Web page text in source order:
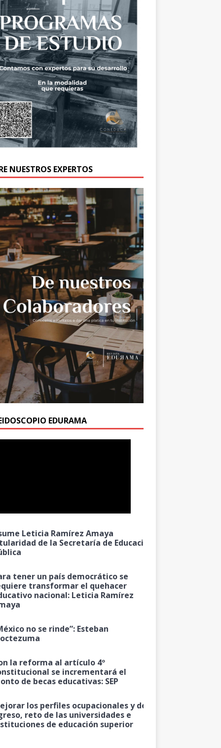
NUESTROS EXPERTOS
EDURAMA
Leticia Ramírez Amaya
de la Secretaría de Educación
tener un país democrático se
transformar el quehacer
nacional: Leticia Ramírez
no se rinde”: Esteban
la reforma al artículo 4º
se incrementará el
de becas educativas: SEP
los perfiles ocupacionales y de
reto de las universidades e
de educación superior